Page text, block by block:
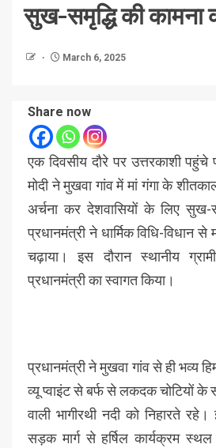
सुख-समृद्धि की कामना
March 6, 2025
Share now
एक दिवसीय दौरे पर उत्तरकाशी पहुंचे
मोदी ने मुखवा गांव में मां गंगा के
अर्चना कर देशवासियों के लिए सुख-
प्रधानमंत्री ने धार्मिक विधि-विधान
चढ़ाया। इस दौरान स्थानीय
प्रधानमंत्री का स्वागत किया।
प्रधानमंत्री ने मुखवा गांव से ही भव्य
व्यू प्वाइंट से बर्फ से लकदक चोटियों के
वाली भागीरथी नदी को निहारते
सड़क मार्ग से हर्षिल कार्यक्रम